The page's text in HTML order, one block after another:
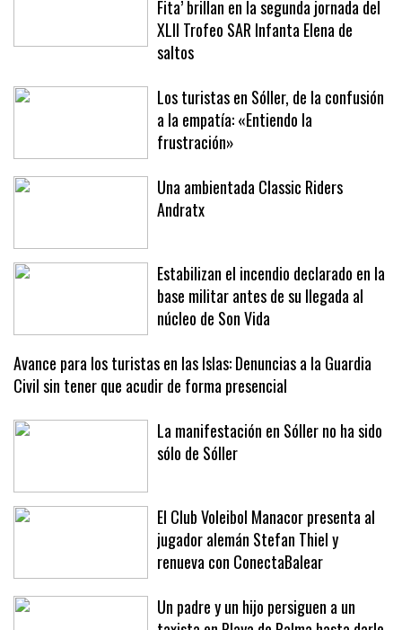
José Francisco Lloreda y ‘Norton de Sa
Fita’ brillan en la segunda jornada del
XLII Trofeo SAR Infanta Elena de
saltos
Los turistas en Sóller, de la confusión
a la empatía: «Entiendo la
frustración»
Una ambientada Classic Riders
Estabilizan el incendio declarado en la
base militar antes de su llegada al
núcleo de Son Vida
Avance para los turistas en las Islas: Denuncias a la Guardia
Civil sin tener que acudir de forma presencial
La manifestación en Sóller no ha sido
El Club Voleibol Manacor presenta al
jugador alemán Stefan Thiel y
renueva con ConectaBalear